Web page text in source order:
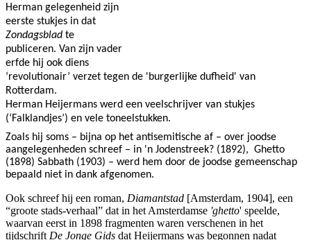
Herman gelegenheid zijn
eerste stukjes in dat
Zondagsblad te
publiceren. Van zijn vader
erfde hij ook diens
‘revolutionair’ verzet tegen de 'burgerlijke dufheid' van
Rotterdam.
Herman Heijermans werd een veelschrijver van stukjes
(‘Falklandjes’) en vele toneelstukken.
Zoals hij soms – bijna op het antisemitische af – over joodse
aangelegenheden schreef – in 'n Jodenstreek? (1892), Ghetto
(1898) Sabbath (1903) – werd hem door de joodse gemeenschap
bepaald niet in dank afgenomen.
Ook schreef hij een roman, Diamantstad [Amsterdam, 1904], een
“groote stads-verhaal” dat in het Amsterdamse 'ghetto' speelde,
waarvan eerst in 1898 fragmenten waren verschenen in het
tijdschrift De Jonge Gids dat Heijermans was begonnen nadat